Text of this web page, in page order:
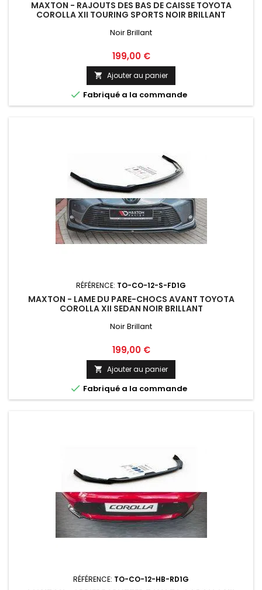
MAXTON - RAJOUTS DES BAS DE CAISSE TOYOTA
COROLLA XII TOURING SPORTS NOIR BRILLANT
Noir Brillant
Prix
199,00 €
 Ajouter au panier
 Fabriqué a la commande
RÉFÉRENCE: TO-CO-12-S-FD1G
MAXTON - LAME DU PARE-CHOCS AVANT TOYOTA
COROLLA XII SEDAN NOIR BRILLANT
Noir Brillant
Prix
199,00 €
 Ajouter au panier
 Fabriqué a la commande
RÉFÉRENCE: TO-CO-12-HB-RD1G